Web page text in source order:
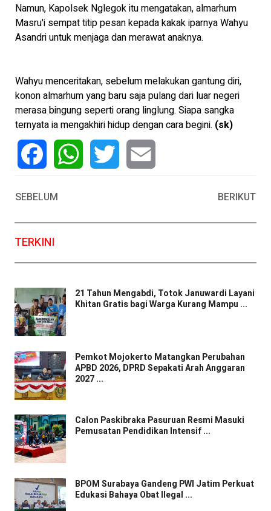
Namun, Kapolsek Nglegok itu mengatakan, almarhum
Masru'i sempat titip pesan kepada kakak iparnya Wahyu
Asandri untuk menjaga dan merawat anaknya.
Wahyu menceritakan, sebelum melakukan gantung diri,
konon almarhum yang baru saja pulang dari luar negeri
merasa bingung seperti orang linglung. Siapa sangka
ternyata ia mengakhiri hidup dengan cara begini. (sk)
SEBELUM
BERIKUT
TERKINI
21 Tahun Mengabdi, Totok Januwardi Layani
Khitan Gratis bagi Warga Kurang Mampu ...
Pemkot Mojokerto Matangkan Perubahan
APBD 2026, DPRD Sepakati Arah Anggaran
2027 ...
Calon Paskibraka Pasuruan Resmi Masuki
Pemusatan Pendidikan Intensif ...
BPOM Surabaya Gandeng PWI Jatim Perkuat
Edukasi Bahaya Obat Ilegal ...